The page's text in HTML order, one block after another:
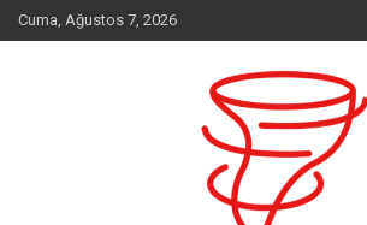
Skip
to
Cuma, Ağustos 7, 2026